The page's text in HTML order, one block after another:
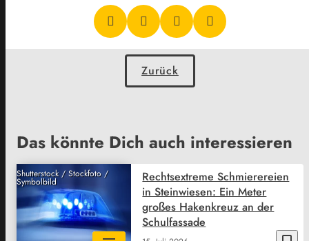
Zurück
Das könnte Dich auch interessieren
Shutterstock / Stockfoto /
Symbolbild
Rechtsextreme Schmierereien
in Steinwiesen: Ein Meter
großes Hakenkreuz an der
Schulfassade